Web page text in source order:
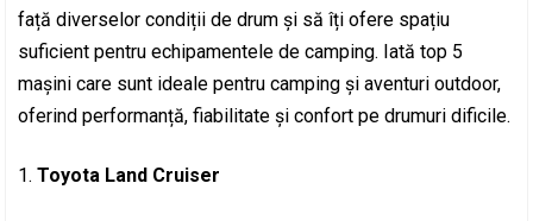
față diverselor condiții de drum și să îți ofere spațiu
suficient pentru echipamentele de camping. Iată top 5
mașini care sunt ideale pentru camping și aventuri outdoor,
oferind performanță, fiabilitate și confort pe drumuri dificile.
Toyota Land Cruiser